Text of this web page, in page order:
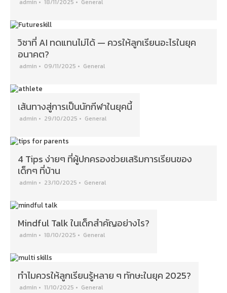
admin • 18/11/2025 • General
วิชาที่ AI ทดแทนไม่ได้ — ควรให้ลูกเรียนอะไรในยุค
อนาคต?
admin • 09/11/2025 • General
เส้นทางสู่การเป็นนักกีฬาในยุคนี้
admin • 29/10/2025 • General
4 Tips ง่ายๆ ที่ผู้ปกครองช่วยเสริมการเรียนของ
เด็กๆ ที่บ้าน
admin • 23/10/2025 • General
Mindful Talk ในเด็กสำคัญอย่างไร?
admin • 18/10/2025 • General
ทำไมควรให้ลูกเรียนรู้หลาย ๆ ทักษะในยุค 2025?
admin • 11/10/2025 • General